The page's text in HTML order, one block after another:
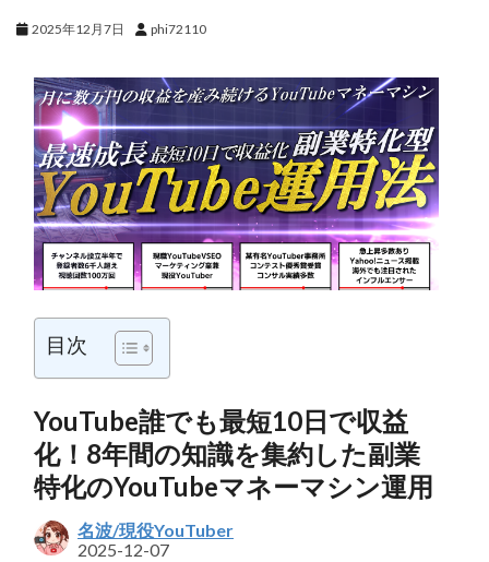
2025年12月7日 phi72110
目次
YouTube誰でも最短10日で収益
化！8年間の知識を集約した副業
特化のYouTubeマネーマシン運用
名波/現役YouTuber
2025-12-07